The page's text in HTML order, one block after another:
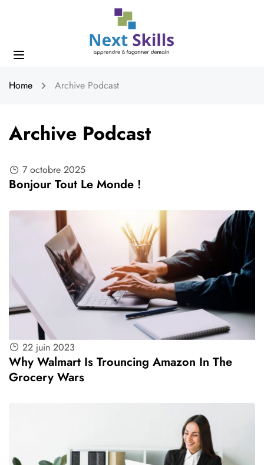
Home Archive Podcast
Archive Podcast
7 octobre 2025
Bonjour Tout Le Monde !
22 juin 2023
Why Walmart Is Trouncing Amazon In The
Grocery Wars